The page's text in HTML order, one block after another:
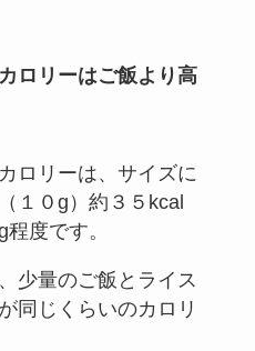
ロリーはご飯より高
ロリーは、サイズに
１０g）約３５kcal
度です。
少量のご飯とライス
同じくらいのカロリ